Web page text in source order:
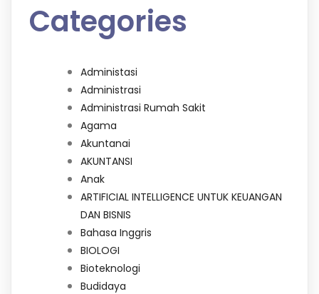
Categories
Administasi
Administrasi
Administrasi Rumah Sakit
Agama
Akuntanai
AKUNTANSI
Anak
ARTIFICIAL INTELLIGENCE UNTUK KEUANGAN
DAN BISNIS
Bahasa Inggris
BIOLOGI
Bioteknologi
Budidaya